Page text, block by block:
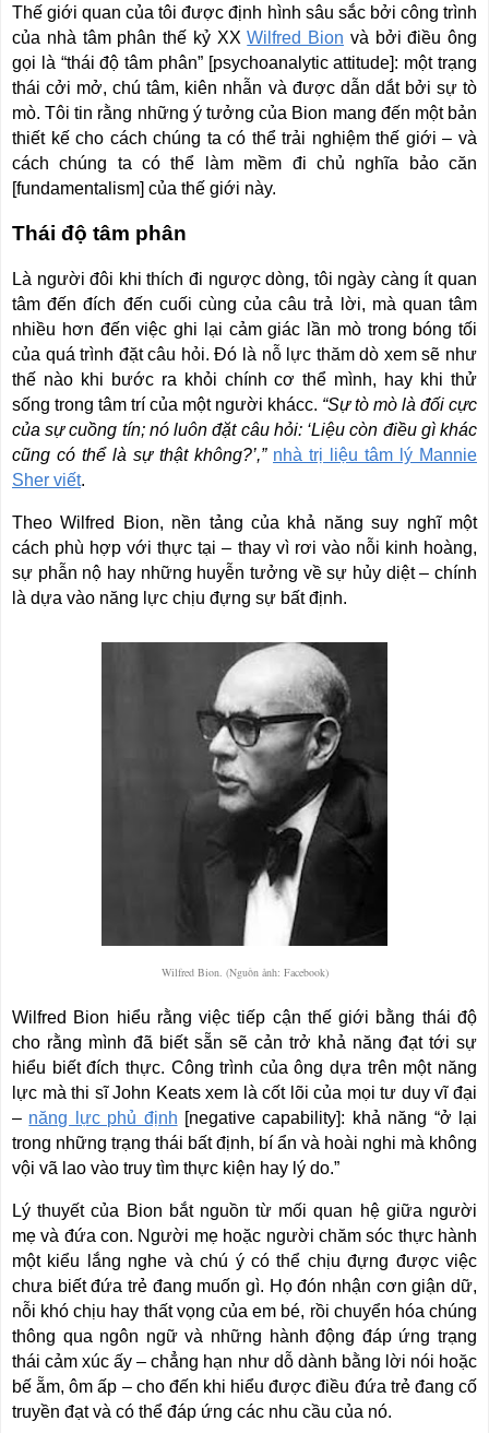
Thế giới quan của tôi được định hình sâu sắc bởi công trình
của nhà tâm phân thế kỷ XXWilfred Bion và bởi điều ông
gọi là “thái độ tâm phân” [psychoanalytic attitude]: một trạng
thái cởi mở, chú tâm, kiên nhẫn và được dẫn dắt bởi sự tò
mò. Tôi tin rằng những ý tưởng của Bion mang đến một bản
thiết kế cho cách chúng ta có thể trải nghiệm thế giới – và
cách chúng ta có thể làm mềm đi chủ nghĩa bảo căn
[fundamentalism] của thế giới này.
Thái độ tâm phân
Là người đôi khi thích đi ngược dòng, tôi ngày càng ít quan
tâm đến đích đến cuối cùng của câu trả lời, mà quan tâm
nhiều hơn đến việc ghi lại cảm giác lần mò trong bóng tối
của quá trình đặt câu hỏi. Đó là nỗ lực thăm dò xem sẽ như
thế nào khi bước ra khỏi chính cơ thể mình, hay khi thử
sống trong tâm trí của một người khácc. “Sự tò mò là đối cực
của sự cuồng tín; nó luôn đặt câu hỏi: ‘Liệu còn điều gì khác
cũng có thể là sự thật không?’,” nhà trị liệu tâm lý Mannie
Sher viết.
Theo Wilfred Bion, nền tảng của khả năng suy nghĩ một
cách phù hợp với thực tại – thay vì rơi vào nỗi kinh hoàng,
sự phẫn nộ hay những huyễn tưởng về sự hủy diệt – chính
là dựa vào năng lực chịu đựng sự bất định.
Wilfred Bion. (Nguồn ảnh: Facebook)
Wilfred Bion hiểu rằng việc tiếp cận thế giới bằng thái độ
cho rằng mình đã biết sẵn sẽ cản trở khả năng đạt tới sự
hiểu biết đích thực. Công trình của ông dựa trên một năng
lực mà thi sĩ John Keats xem là cốt lõi của mọi tư duy vĩ đại
– năng lực phủ định [negative capability]: khả năng “ở lại
trong những trạng thái bất định, bí ẩn và hoài nghi mà không
vội vã lao vào truy tìm thực kiện hay lý do.”
Lý thuyết của Bion bắt nguồn từ mối quan hệ giữa người
mẹ và đứa con. Người mẹ hoặc người chăm sóc thực hành
một kiểu lắng nghe và chú ý có thể chịu đựng được việc
chưa biết đứa trẻ đang muốn gì. Họ đón nhận cơn giận dữ,
nỗi khó chịu hay thất vọng của em bé, rồi chuyển hóa chúng
thông qua ngôn ngữ và những hành động đáp ứng trạng
thái cảm xúc ấy – chẳng hạn như dỗ dành bằng lời nói hoặc
bế ẵm, ôm ấp – cho đến khi hiểu được điều đứa trẻ đang cố
truyền đạt và có thể đáp ứng các nhu cầu của nó.